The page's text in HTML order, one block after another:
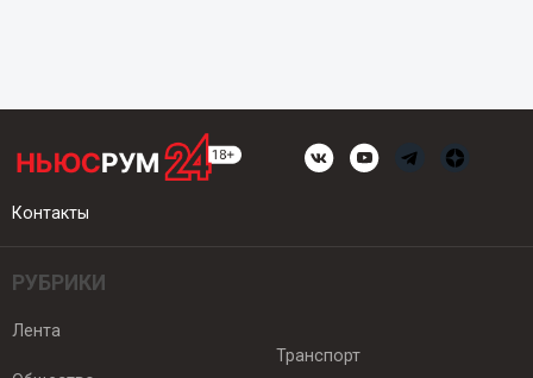
Контакты
РУБРИКИ
Лента
Транспорт